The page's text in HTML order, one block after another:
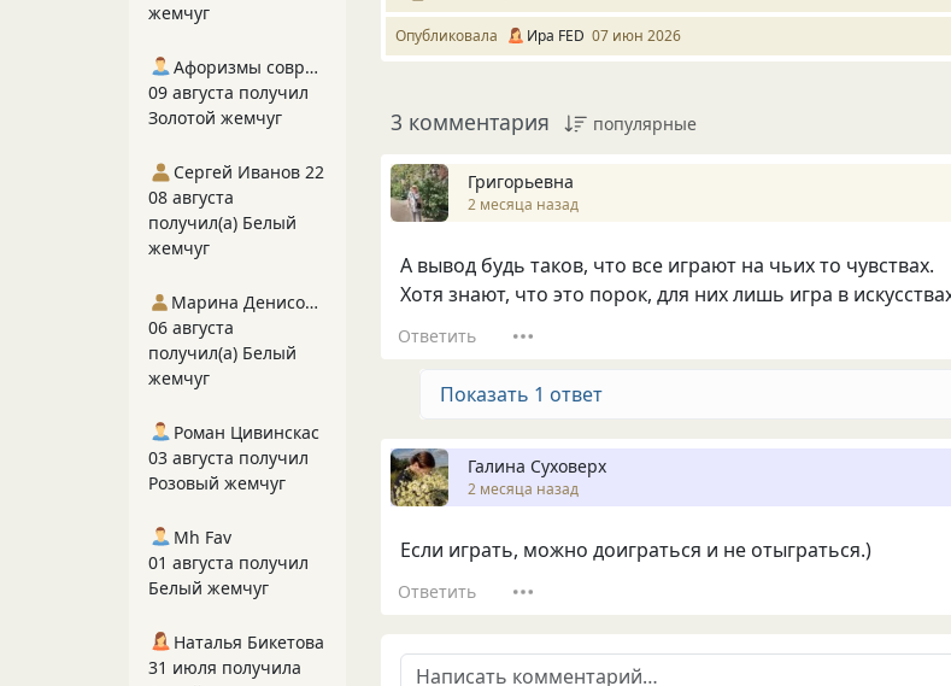
Опубликовала Ира FED 07 июн 2026
3 комментария популярные
Григорьевна
2 месяца назад
А вывод будь таков, что все играют на чьих то чувствах.
Хотя знают, что это порок, для них лишь игра в
Ответить
Показать 1 ответ
Галина Суховерх
2 месяца назад
Если играть, можно доиграться и не отыграться.)
Ответить
жемчуг
Афоризмы современников
09 августа получил
Золотой жемчуг
Сергей Иванов 22
08 августа
получил(а) Белый
жемчуг
Марина Денисова 5
06 августа
получил(а) Белый
жемчуг
Роман Цивинскас
03 августа получил
Розовый жемчуг
Mh Fav
01 августа получил
Белый жемчуг
Наталья Бикетова
31 июля получила